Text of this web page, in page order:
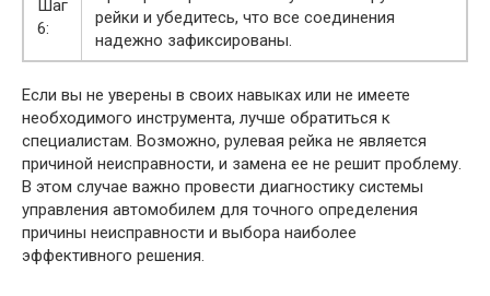
Шаг
6:
рейки и убедитесь, что все соединения
надежно зафиксированы.
Если вы не уверены в своих навыках или не имеете
необходимого инструмента, лучше обратиться к
специалистам. Возможно, рулевая рейка не является
причиной неисправности, и замена ее не решит проблему.
В этом случае важно провести диагностику системы
управления автомобилем для точного определения
причины неисправности и выбора наиболее
эффективного решения.